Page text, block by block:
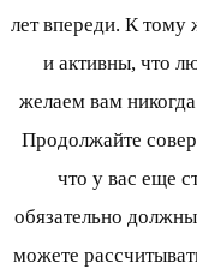
лет впереди. К тому
и активны, что
желаем вам
Продолжайте
что у вас еще
обязательно
можете